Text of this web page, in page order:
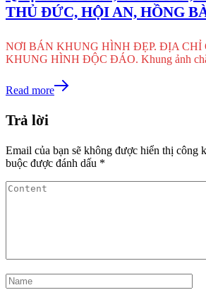
THỦ ĐỨC, HỘI AN, HỒNG
NƠI BÁN KHUNG HÌNH ĐẸP. ĐỊA CHỈ
KHUNG HÌNH ĐỘC ĐÁO. Khung ảnh
Read more
Trả lời
Email của bạn sẽ không được hiển thị công
buộc được đánh dấu *